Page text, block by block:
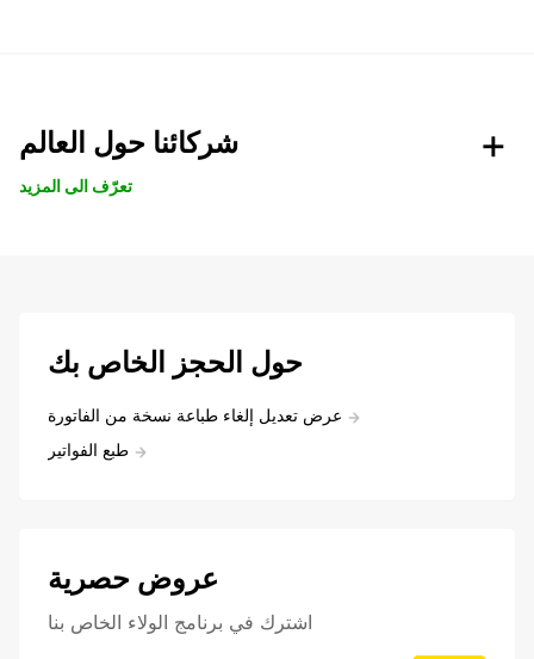
شركائنا حول العالم
تعرّف الى المزيد
حول الحجز الخاص بك
عرض تعديل إلغاء طباعة نسخة من الفاتورة
طبع الفواتير
عروض حصرية
اشترك في برنامج الولاء الخاص بنا